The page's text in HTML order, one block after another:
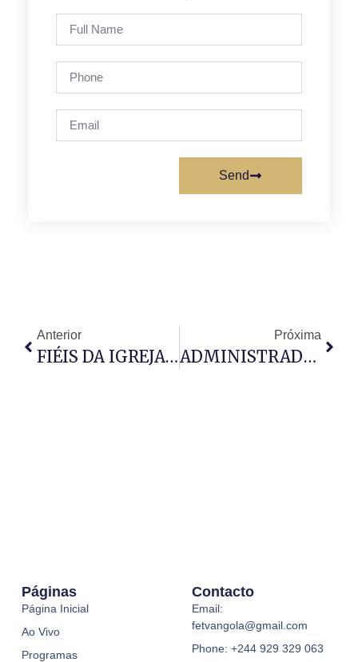
Send
Anterior
FIÉIS DA IGREJA DO REINO DE DEUS PARTICIPAM DO CULTO
Próxima
ADMINISTRADOR MUNICIPAL DO LOBITO REAFIRMA
Páginas
Página Inicial
Ao Vivo
Programas
Contacto
Email:
fetvangola@gmail.com
Phone: +244 929 329 063